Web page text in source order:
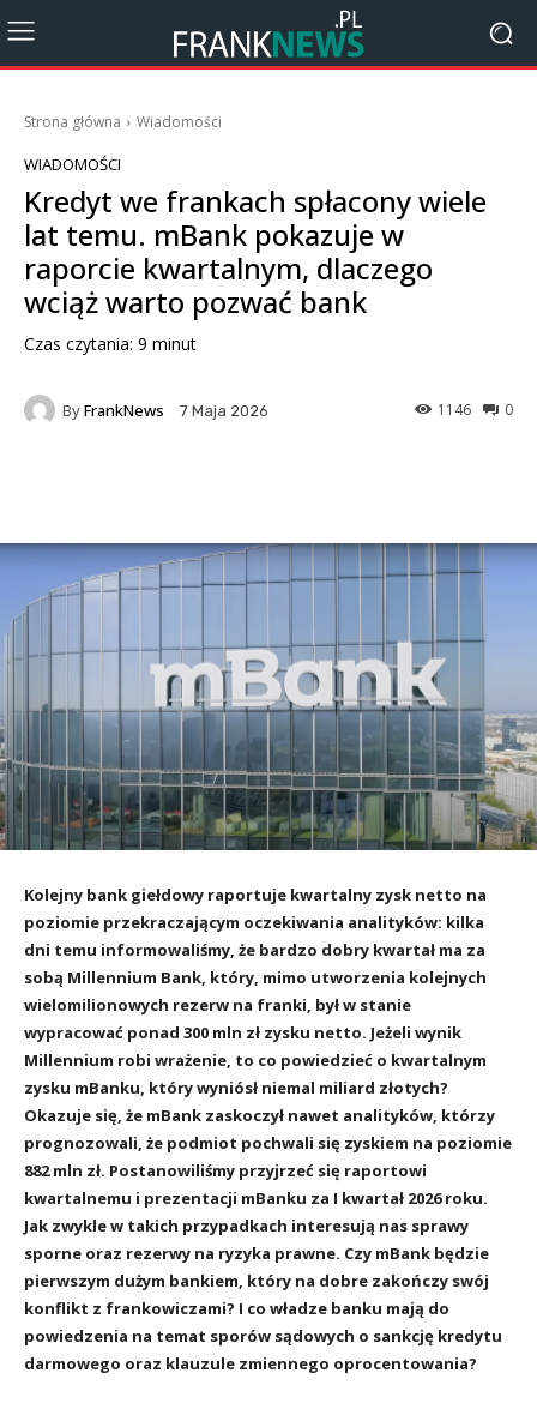
Strona główna Wiadomości
WIADOMOŚCI
Kredyt we frankach spłacony wiele
lat temu. mBank pokazuje w
raporcie kwartalnym, dlaczego
wciąż warto pozwać bank
Czas czytania: 9 minut
ByFrankNews 7 Maja 2026 0
1146
Kolejny bank giełdowy raportuje kwartalny zysk netto na
poziomie przekraczającym oczekiwania analityków: kilka
dni temu informowaliśmy, że bardzo dobry kwartał ma za
sobą Millennium Bank, który, mimo utworzenia kolejnych
wielomilionowych rezerw na franki, był w stanie
wypracować ponad 300 mln zł zysku netto. Jeżeli wynik
Millennium robi wrażenie, to co powiedzieć o kwartalnym
zysku mBanku, który wyniósł niemal miliard złotych?
Okazuje się, że mBank zaskoczył nawet analityków, którzy
prognozowali, że podmiot pochwali się zyskiem na poziomie
882 mln zł. Postanowiliśmy przyjrzeć się raportowi
kwartalnemu i prezentacji mBanku za I kwartał 2026 roku.
Jak zwykle w takich przypadkach interesują nas sprawy
sporne oraz rezerwy na ryzyka prawne. Czy mBank będzie
pierwszym dużym bankiem, który na dobre zakończy swój
konflikt z frankowiczami? I co władze banku mają do
powiedzenia na temat sporów sądowych o sankcję kredytu
darmowego oraz klauzule zmiennego oprocentowania?